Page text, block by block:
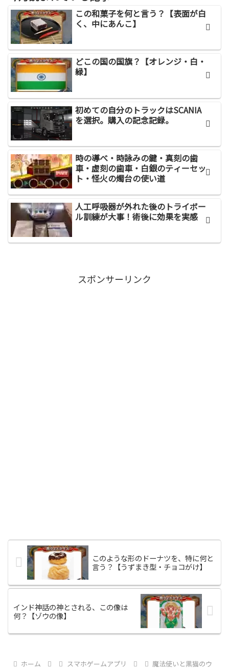
この和菓子を何と言う？【表面が白
く、中にあんこ】
どこの国の国旗？【オレンジ・白・
緑】
初めての自分のトラックはSCANIA
を選択。購入の記念記録。
時の導べ・時詠みの鍵・真刻の歯
車・虚刻の歯車・白銀のティーセッ
ト・怪火の燭台の使い道
人工呼吸器が外れた後のトライボー
ル訓練が大事！術後に効果を実感
スポンサーリンク
このような形のドーナツを、特に何と
言う？【うずまき型・チョコがけ】
インド神話の神とされる、この像は
何？【ゾウの像】
ホーム スマホゲームアプリ
魔法使いと黒猫のウ